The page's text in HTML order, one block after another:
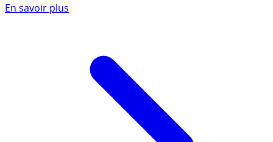
En savoir plus